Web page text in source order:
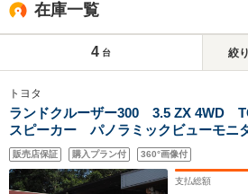
在庫一覧
4 台 絞
トヨタ
ランドクルーザー300 3.5 ZX 4WD
スピーカー パノラミックビューモニ
ニター リアエンターテインメント
ーフレール 寒冷地仕様 クールボック
販売店保証 購入プラン付 360°画像付
支払総額